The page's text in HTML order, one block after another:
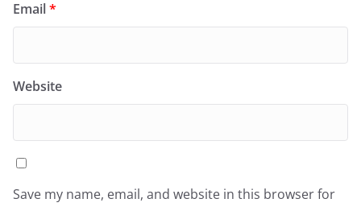
Email*
Website
Save my name, email, and website in this browser for